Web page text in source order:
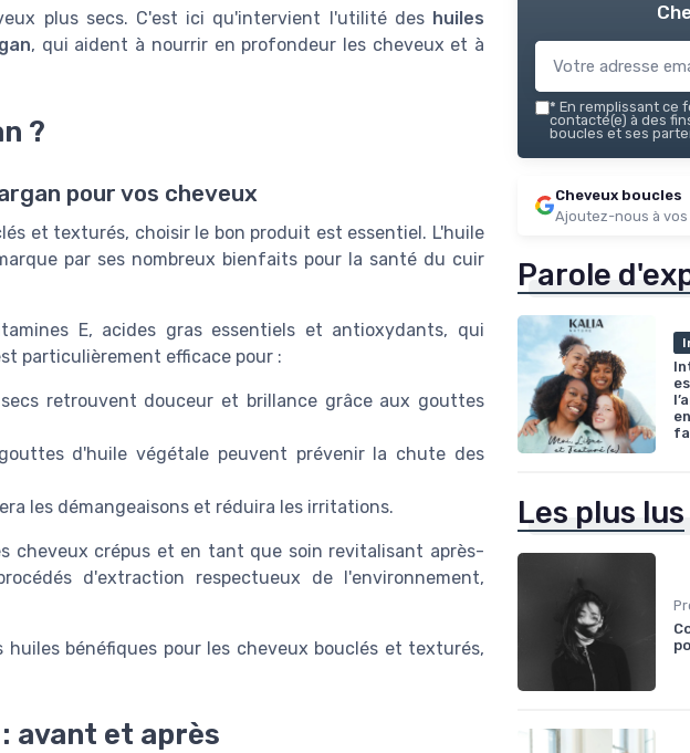
plus secs. C'est ici qu'intervient l'utilité des huiles
, qui aident à nourrir en profondeur les cheveux et à
?
pour vos cheveux
et texturés, choisir le bon produit est essentiel. L'huile
par ses nombreux bienfaits pour la santé du cuir
E, acides gras essentiels et antioxydants, qui
particulièrement efficace pour :
retrouvent douceur et brillance grâce aux gouttes
gouttesd'huile végétale peuvent prévenir la chute des
les démangeaisons et réduira les irritations.
cheveux crépus et en tant que soin revitalisant après-
d'extraction respectueux de l'environnement,
bénéfiques pour les cheveux bouclés et texturés,
avant et après
* En remplissant ce
contacté(e) à des
boucles et ses
Cheveux boucles
Ajoutez-nous à
Parole
Les plus lus